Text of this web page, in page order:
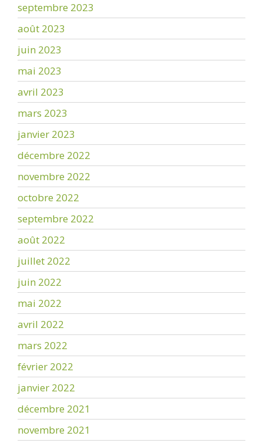
septembre 2023
août 2023
juin 2023
mai 2023
avril 2023
mars 2023
janvier 2023
décembre 2022
novembre 2022
octobre 2022
septembre 2022
août 2022
juillet 2022
juin 2022
mai 2022
avril 2022
mars 2022
février 2022
janvier 2022
décembre 2021
novembre 2021